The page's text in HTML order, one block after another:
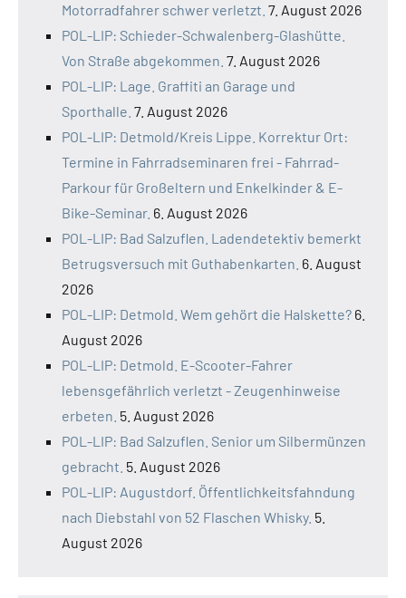
Motorradfahrer schwer verletzt. 7. August 2026
POL-LIP: Schieder-Schwalenberg-Glashütte.
Von Straße abgekommen. 7. August 2026
POL-LIP: Lage. Graffiti an Garage und
Sporthalle. 7. August 2026
POL-LIP: Detmold/Kreis Lippe. Korrektur Ort:
Termine in Fahrradseminaren frei - Fahrrad-
Parkour für Großeltern und Enkelkinder & E-
Bike-Seminar. 6. August 2026
POL-LIP: Bad Salzuflen. Ladendetektiv bemerkt
Betrugsversuch mit Guthabenkarten. 6. August
2026
POL-LIP: Detmold. Wem gehört die Halskette? 6.
August 2026
POL-LIP: Detmold. E-Scooter-Fahrer
lebensgefährlich verletzt - Zeugenhinweise
erbeten. 5. August 2026
POL-LIP: Bad Salzuflen. Senior um Silbermünzen
gebracht. 5. August 2026
POL-LIP: Augustdorf. Öffentlichkeitsfahndung
nach Diebstahl von 52 Flaschen Whisky. 5.
August 2026